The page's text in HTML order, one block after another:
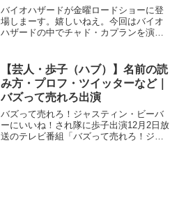
バイオハザードが金曜ロードショーに登
場しまーす。嬉しいねえ。今回はバイオ
ハザードの中でチャド・カプランを演じ
ロドリゲスのプロフはこちら↓↓バイオハ
ザードでレイン役｜ミシ...
【芸人・歩子（ハブ）】名前の読
み方・プロフ・ツイッターなど｜
バズって売れろ出演
バズって売れろ！ジャスティン・ビーバ
ーにいいね！され隊に歩子出演12月2日放
送のテレビ番組「バズって売れろ！ジャ